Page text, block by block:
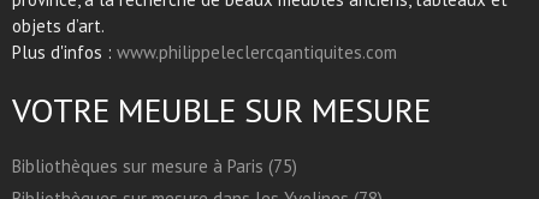
objets d’art.
Plus d'infos : www.philippeleclercqantiquites.com
VOTRE MEUBLE SUR MESURE
Bibliothèques sur mesure à Paris (75)